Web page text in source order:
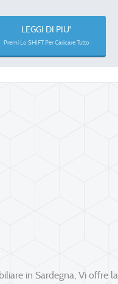
LEGGI DI PIU'
Premi Lo SHIFT Per Caricare Tutto
in Sardegna, Vi offre la